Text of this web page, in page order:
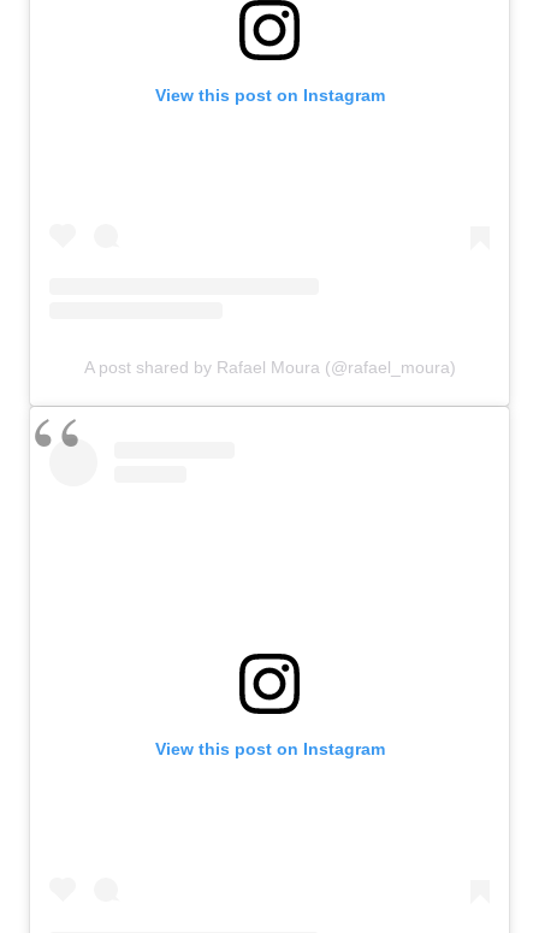
View this post on Instagram
A post shared by Rafael Moura (@rafael_moura)
View this post on Instagram